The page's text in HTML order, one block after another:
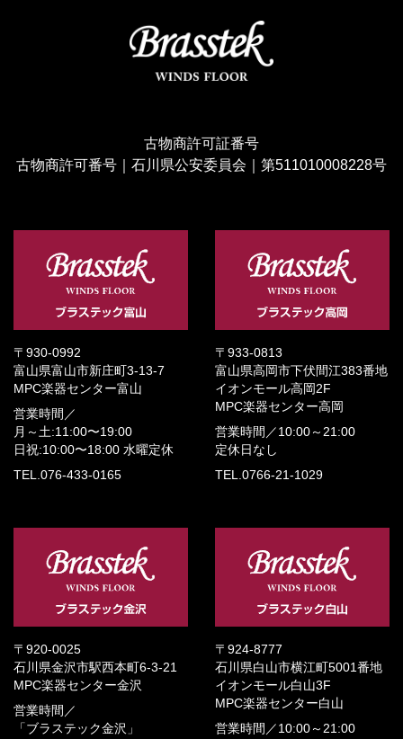
古物商許可証番号
古物商許可番号｜石川県公安委員会｜第511010008228号
〒930-0992
富山県富山市新庄町3-13-7
MPC楽器センター富山
営業時間／
月～土:11:00〜19:00
日祝:10:00〜18:00 水曜定休
TEL.076-433-0165
〒933-0813
富山県高岡市下伏間江383番地
イオンモール高岡2F
MPC楽器センター高岡
営業時間／ 10:00～21:00
定休日なし
TEL.0766-21-1029
〒920-0025
石川県金沢市駅西本町6-3-21
MPC楽器センター金沢
営業時間／
「ブラステック金沢」
〒924-8777
石川県白山市横江町5001番地
イオンモール白山3F
MPC楽器センター白山
営業時間／ 10:00～21:00